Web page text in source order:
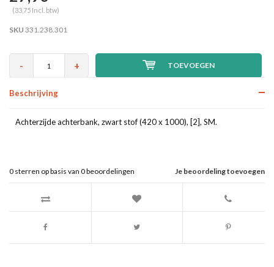
(33,75 Incl. btw)
SKU 331.238.301
- + TOEVOEGEN
Beschrijving
Achterzijde achterbank, zwart stof (420 x 1000), [2], SM.
Je beoordeling toevoegen
0 sterren op basis van 0beoordelingen